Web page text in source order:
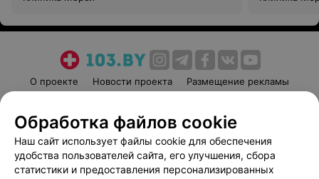
О проекте Новости проекта
Размещение рекламы
Пользовательское соглашение
Способы оплаты
Вакансии
Партнеры
Написать руководителю 103.by
Обработка файлов cookie
Наш сайт использует файлы cookie для обеспечения
удобства пользователей сайта, его улучшения, сбора
статистики и предоставления персонализированных